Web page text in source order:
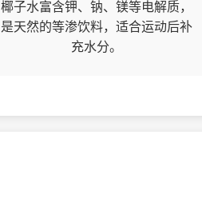
椰子水富含钾、钠、镁等电解质，
是天然的等渗饮料，适合运动后补
充水分。